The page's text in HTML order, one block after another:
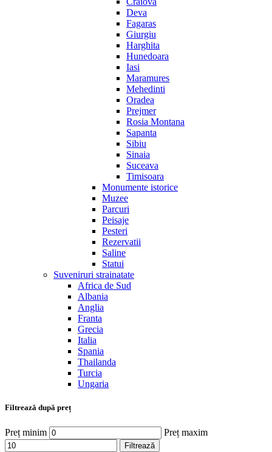
Deva
Fagaras
Giurgiu
Harghita
Hunedoara
Iasi
Maramures
Mehedinti
Oradea
Prejmer
Rosia Montana
Sapanta
Sibiu
Sinaia
Suceava
Timisoara
Monumente istorice
Muzee
Parcuri
Peisaje
Pesteri
Rezervatii
Saline
Statui
Suveniruri strainatate
Africa de Sud
Albania
Anglia
Franta
Grecia
Italia
Spania
Thailanda
Turcia
Ungaria
Filtrează după preț
Preț minim Preț maxim
Filtrează